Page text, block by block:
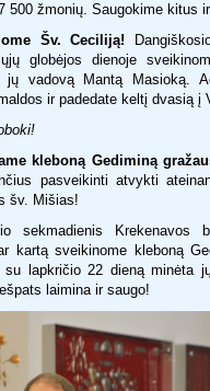
500 žmonių. Saugokime kitus
Šv. Ceciliją!
globėjos dienoje
jų vadovą Mantą Masioką.
ir padedate keltį dvasią į
kleboną Gediminą
pasveikinti atvykti
šv. Mišias!
sekmadienis Krekenavos
kartą sveikinome kleboną
su lapkričio 22 dieną minėta
laimina ir saugo!